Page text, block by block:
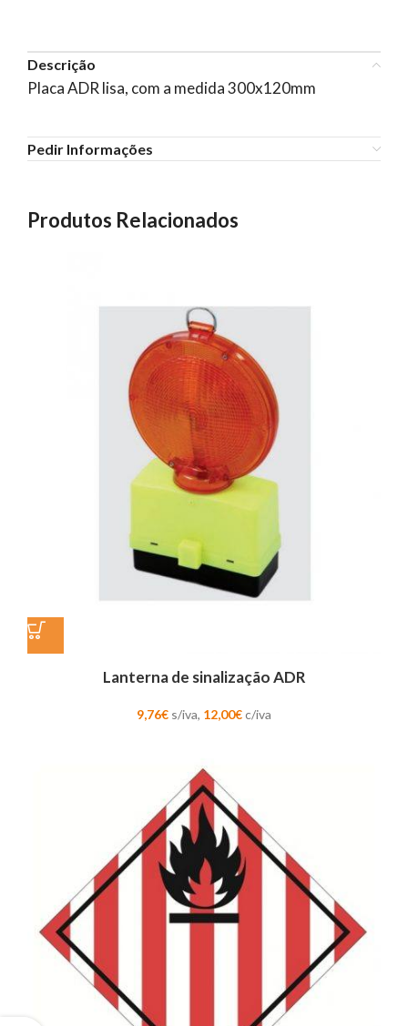
Descrição
Placa ADR lisa, com a medida 300x120mm
Pedir Informações
Produtos Relacionados
Lanterna de sinalização ADR
9,76€ s/iva, 12,00€c/iva